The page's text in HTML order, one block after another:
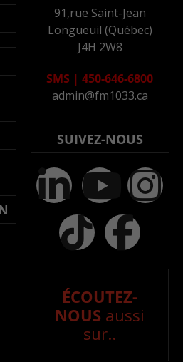
91,rue Saint-Jean
Longueuil (Québec)
J4H 2W8
SMS | 450-646-6800
admin@fm1033.ca
SUIVEZ-NOUS
ÉCOUTEZ-
NOUS aussi
sur..